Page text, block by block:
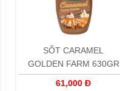
SỐT CARAMEL
GOLDEN FARM 630GR
61,000 Đ